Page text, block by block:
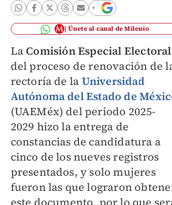
Únete al canal de Milenio
La Comisión Especial Electoral
del proceso de renovación de
rectoría de la Universidad
Autónoma del Estado de
(UAEMéx) del periodo 2025-
2029 hizo la entrega de
constancias de candidatura a
cinco de los nueves registros
presentados, y solo mujeres
fueron las que lograron
este documento, por lo que